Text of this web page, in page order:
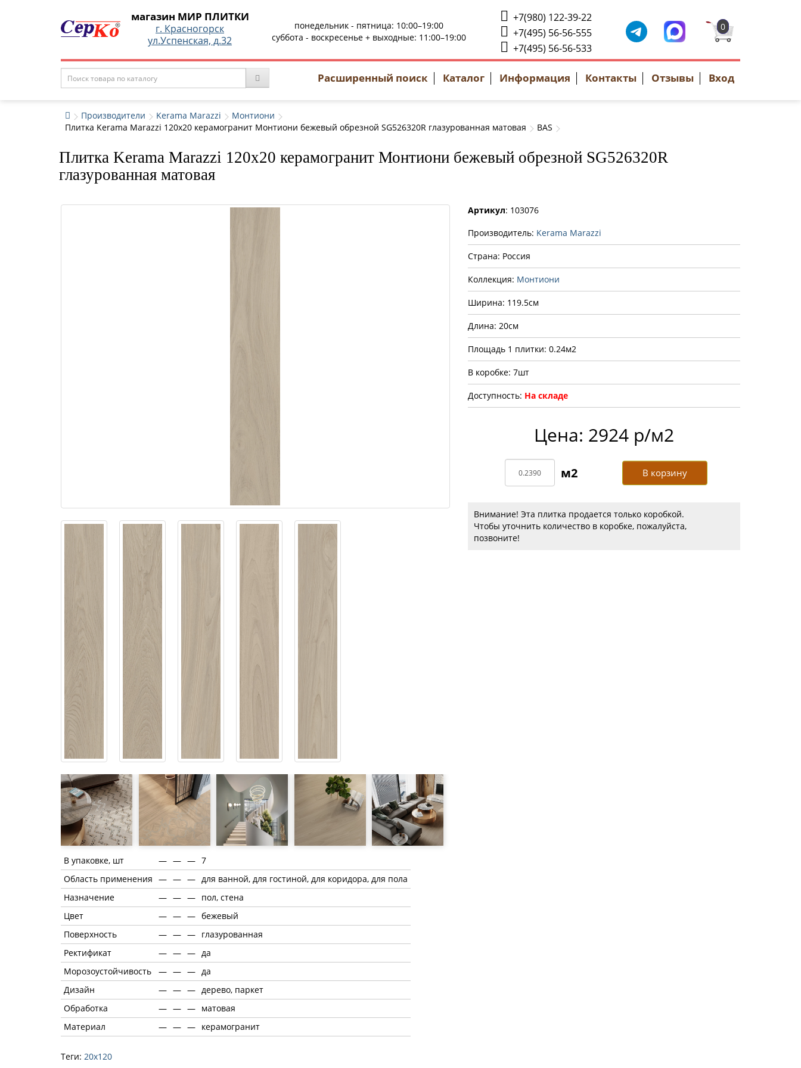
магазин МИР ПЛИТКИ
г. Красногорск
ул.Успенская, д.32
понедельник - пятница: 10:00–19:00
суббота - воскресенье + выходные: 11:00–19:00
+7(980) 122-39-22
+7(495) 56-56-555
+7(495) 56-56-533
0
Расширенный поиск Каталог Информация Контакты Отзывы Вход
Производители Kerama Marazzi
Монтиони
Плитка Kerama Marazzi 120x20 керамогранит Монтиони бежевый обрезной SG526320R глазурованная матовая
BAS
Плитка Kerama Marazzi 120x20 керамогранит Монтиони бежевый обрезной SG526320R
глазурованная матовая
В упаковке, шт — — — 7
Область применения — — — для ванной, для гостиной, для коридора, для пола
Назначение
— — — пол, стена
Цвет
— — — бежевый
Поверхность
— — — глазурованная
Ректификат
— — — да
Морозоустойчивость
— — — да
Дизайн
— — — дерево, паркет
Обработка
— — — матовая
Материал
— — — керамогранит
Артикул: 103076
Производитель: Kerama Marazzi
Страна: Россия
Коллекция: Монтиони
Ширина: 119.5см
Длина: 20см
Площадь 1 плитки: 0.24м2
В коробке: 7шт
Доступность: На складе
Цена: 2924 р/м2
В корзину
Внимание! Эта плитка продается только коробкой.
Чтобы уточнить количество в коробке, пожалуйста,
позвоните!
Теги: 20х120